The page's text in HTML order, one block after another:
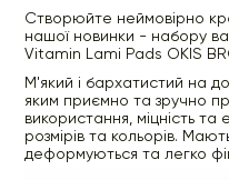
Створюйте неймовірно
нашої новинки - набору
Vitamin Lami Pads OKIS
М'який і бархатистий на
яким приємно та зручно
використання, міцність та
розмірів та кольорів.
деформуються та легко